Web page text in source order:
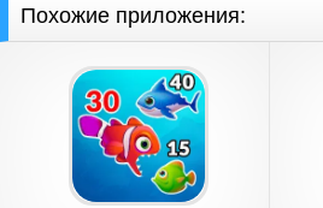
Похожие приложения: